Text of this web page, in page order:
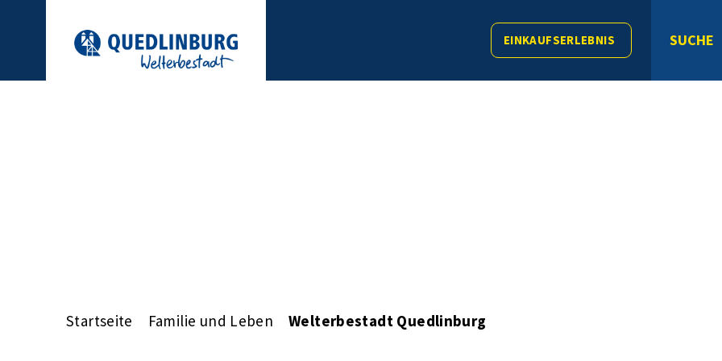
EINKAUFSERLEBNIS SUCHE
Startseite Familie und Leben Welterbestadt Quedlinburg